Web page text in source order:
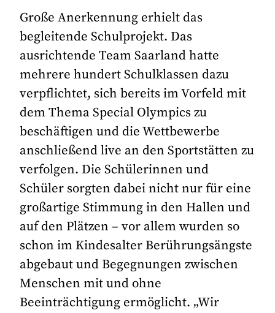
Große Anerkennung erhielt das
begleitende Schulprojekt. Das
ausrichtende Team Saarland hatte
mehrere hundert Schulklassen dazu
verpflichtet, sich bereits im Vorfeld mit
dem Thema Special Olympics zu
beschäftigen und die Wettbewerbe
anschließend live an den Sportstätten zu
verfolgen. Die Schülerinnen und
Schüler sorgten dabei nicht nur für eine
großartige Stimmung in den Hallen und
auf den Plätzen – vor allem wurden so
schon im Kindesalter Berührungsängste
abgebaut und Begegnungen zwischen
Menschen mit und ohne
Beeinträchtigung ermöglicht. „Wir